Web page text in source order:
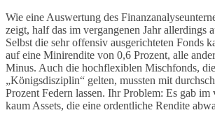
Wie eine Auswertung des
zeigt, half das im vergangenen Jahr allerdings
Selbst die sehr offensiv ausgerichteten Fonds
auf eine Minirendite von 0,6 Prozent, alle
Minus. Auch die hochflexiblen Mischfonds,
„Königsdisziplin“ gelten, mussten mit
Prozent Federn lassen. Ihr Problem: Es gab im
kaum Assets, die eine ordentliche Rendite